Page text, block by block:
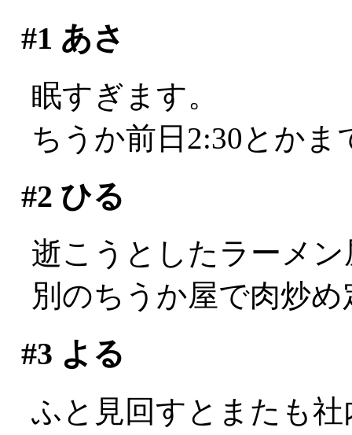
#1 あさ
眠すぎます。
ちうか前日2:30とか
#2 ひる
逝こうとしたラーメ
別のちうか屋で肉炒
#3 よる
ふと見回すとまたも